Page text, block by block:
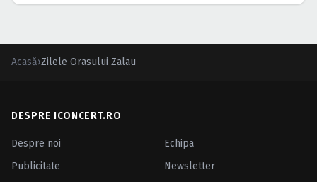
Acasă›Zilele Orasului Zalau
DESPRE ICONCERT.RO
Despre noi
Echipa
Publicitate
Newsletter